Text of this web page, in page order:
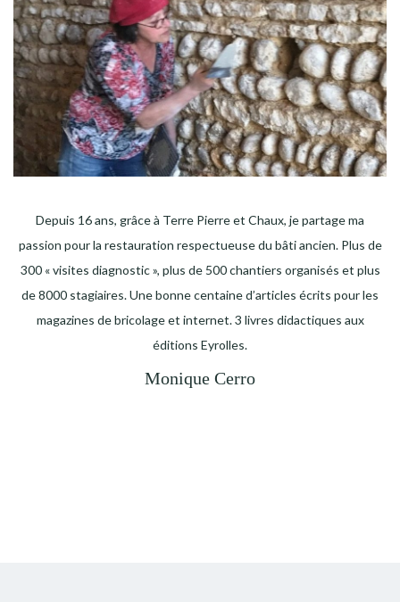
Depuis 16 ans, grâce à Terre Pierre et Chaux, je partage ma
passion pour la restauration respectueuse du bâti ancien. Plus de
300 « visites diagnostic », plus de 500 chantiers organisés et plus
de 8000 stagiaires. Une bonne centaine d’articles écrits pour les
magazines de bricolage et internet. 3 livres didactiques aux
éditions Eyrolles.
Monique Cerro